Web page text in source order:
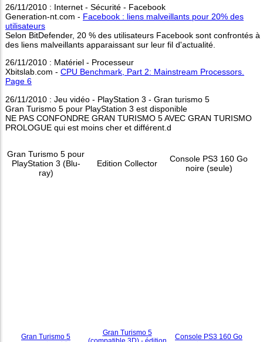
26/11/2010 : Internet - Sécurité - Facebook
Generation-nt.com - Facebook : liens malveillants pour 20% des
utilisateurs
Selon BitDefender, 20 % des utilisateurs Facebook sont confrontés à
des liens malveillants apparaissant sur leur fil d'actualité.
26/11/2010 : Matériel - Processeur
Xbitslab.com - CPU Benchmark, Part 2: Mainstream Processors.
Page 6
26/11/2010 : Jeu vidéo - PlayStation 3 - Gran turismo 5
Gran Turismo 5 pour PlayStation 3 est disponible
NE PAS CONFONDRE GRAN TURISMO 5 AVEC GRAN TURISMO
PROLOGUE qui est moins cher et différent.d
Gran Turismo 5 pour
PlayStation 3 (Blu-
ray)
Edition Collector
Console PS3 160 Go
noire (seule)
Gran Turismo 5
Gran Turismo 5
Console PS3 160 Go